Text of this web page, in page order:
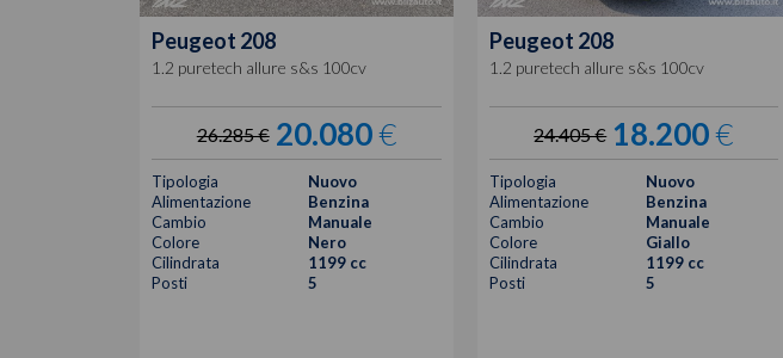
Peugeot 208
1.2 puretech allure s&s 100cv
26.285 € 20.080€
Tipologia
Nuovo
Alimentazione
Benzina
Cambio
Manuale
Colore
Nero
Cilindrata
1199 cc
Posti
5
Peugeot 208
1.2 puretech allure s&s 100cv
24.405 € 18.200€
Tipologia
Nuovo
Alimentazione
Benzina
Cambio
Manuale
Colore
Giallo
Cilindrata
1199 cc
Posti
5